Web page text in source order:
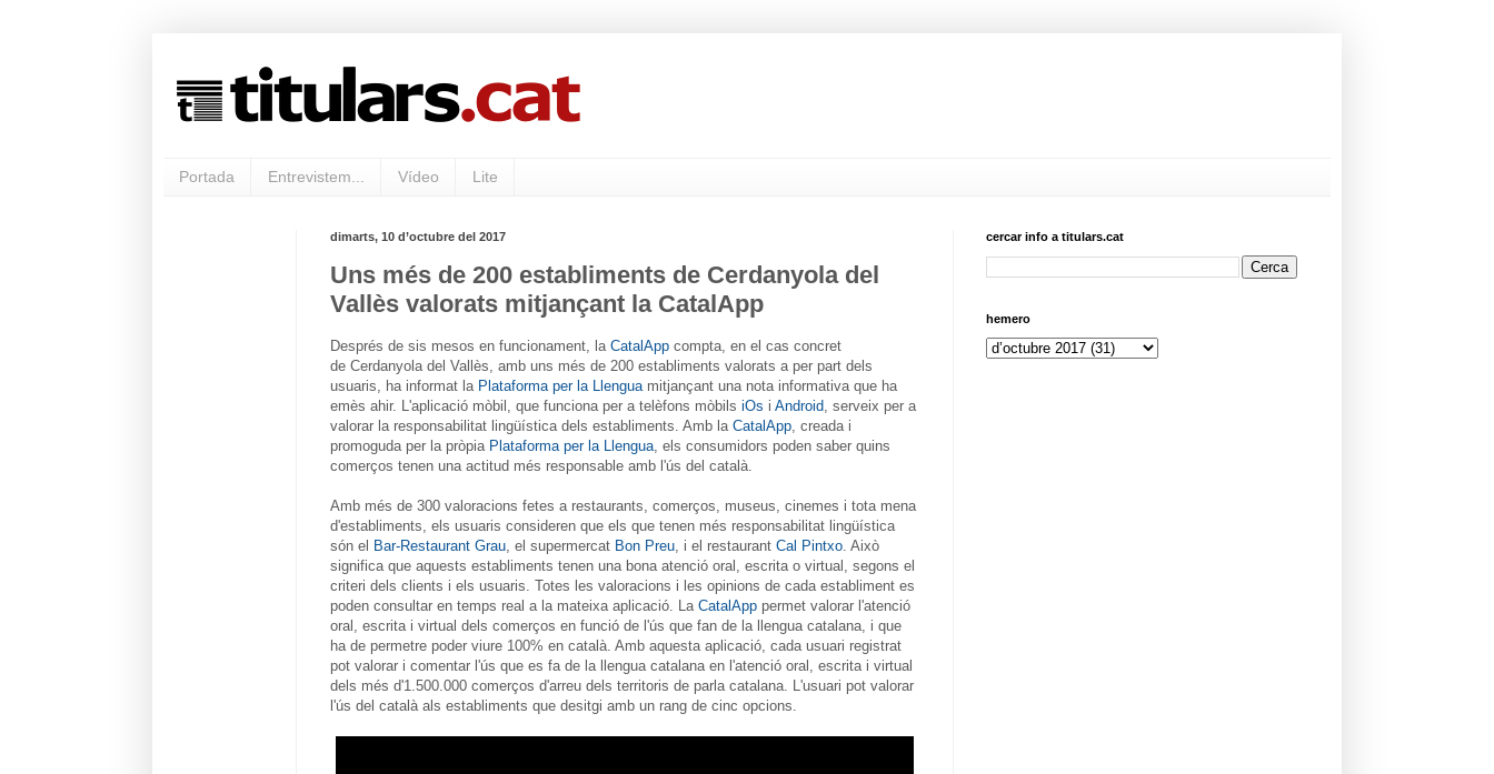
Portada Entrevistem... Vídeo Lite
dimarts, 10 d’octubre del 2017
Uns més de 200 establiments de Cerdanyola del
Vallès valorats mitjançant la CatalApp
Després de sis mesos en funcionament, la CatalApp compta, en el cas concret
de Cerdanyola del Vallès, amb uns més de 200 establiments valorats a per part dels
usuaris, ha informat la Plataforma per la Llenguamitjançant una nota informativa que ha
emès ahir. L'aplicació mòbil, que funciona per a telèfons mòbils iOs i Android, serveix per a
valorar la responsabilitat lingüística dels establiments. Amb la CatalApp, creada i
promoguda per la pròpia Plataforma per la Llengua, els consumidors poden saber quins
comerços tenen una actitud més responsable amb l'ús del català.
Amb més de 300 valoracions fetes a restaurants, comerços, museus, cinemes i tota mena
d'establiments, els usuaris consideren que els que tenen més responsabilitat lingüística
són el Bar-Restaurant Grau, el supermercat Bon Preu, i el restaurant Cal Pintxo. Això
significa que aquests establiments tenen una bona atenció oral, escrita o virtual, segons el
criteri dels clients i els usuaris. Totes les valoracions i les opinions de cada establiment es
poden consultar en temps real a la mateixa aplicació. La CatalApp permet valorar l'atenció
oral, escrita i virtual dels comerços en funció de l'ús que fan de la llengua catalana, i que
ha de permetre poder viure 100% en català. Amb aquesta aplicació, cada usuari registrat
pot valorar i comentar l'ús que es fa de la llengua catalana en l'atenció oral, escrita i virtual
dels més d'1.500.000 comerços d'arreu dels territoris de parla catalana. L'usuari pot valorar
l'ús del català als establiments que desitgi amb un rang de cinc opcions.
cercar info a titulars.cat
hemero